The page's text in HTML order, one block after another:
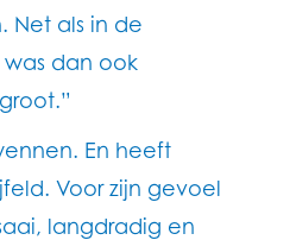
Net als in de
dan ook
En heeft
Voor zijn gevoel
langdradig en